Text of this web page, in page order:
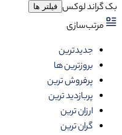
بک گراند لوکس فیلتر ها
مرتب‌سازی
جدیدترین
بروزترین ها
پرفروش ترین
پربازدید ترین
ارزان ترین
گران ترین